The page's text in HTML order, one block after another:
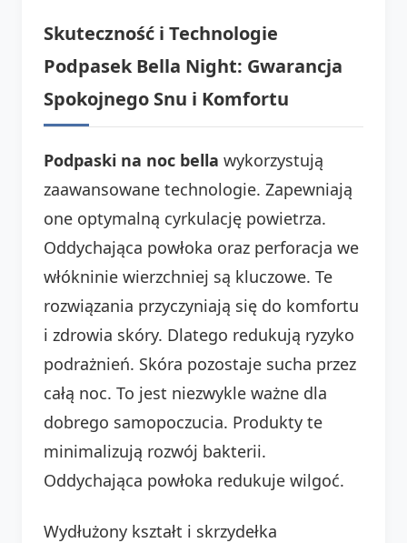
Skuteczność i Technologie
Podpasek Bella Night: Gwarancja
Spokojnego Snu i Komfortu
Podpaski na noc bella wykorzystują
zaawansowane technologie. Zapewniają
one optymalną cyrkulację powietrza.
Oddychająca powłoka oraz perforacja we
włókninie wierzchniej są kluczowe. Te
rozwiązania przyczyniają się do komfortu
i zdrowia skóry. Dlatego redukują ryzyko
podrażnień. Skóra pozostaje sucha przez
całą noc. To jest niezwykle ważne dla
dobrego samopoczucia. Produkty te
minimalizują rozwój bakterii.
Oddychająca powłoka redukuje wilgoć.
Wydłużony kształt i skrzydełka